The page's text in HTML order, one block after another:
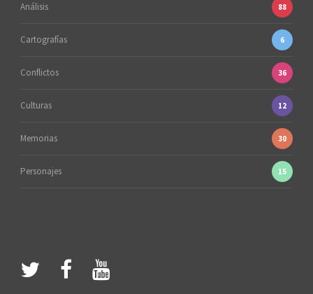
Análisis 88
Cartografías 6
Conflictos 36
Culturas 12
Memorias 30
Personajes 15